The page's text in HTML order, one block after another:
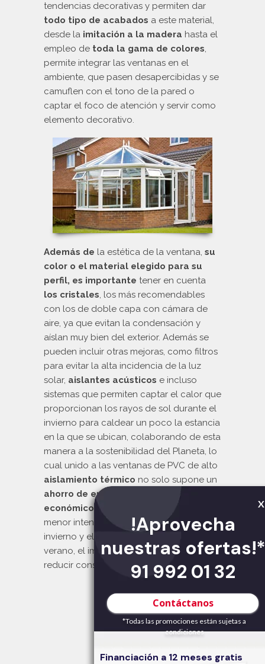
tendencias decorativas y permiten dar
todo tipo de acabados a este material,
desde la imitación a la madera hasta el
empleo de toda la gama de colores,
permite integrar las ventanas en el
ambiente, que pasen desapercibidas y se
camuflen con el tono de la pared o
captar el foco de atención y servir como
elemento decorativo.
Además de la estética de la ventana, su
color o el material elegido para su
perfil, es importante tener en cuenta
los cristales, los más recomendables
con los de doble capa con cámara de
aire, ya que evitan la condensación y
aíslan muy bien del exterior. Además se
pueden incluir otras mejoras, como filtros
para evitar la alta incidencia de la luz
solar, aislantes acústicos e incluso
sistemas que permiten captar el calor que
proporcionan los rayos de sol durante el
invierno para caldear un poco la estancia
en la que se ubican, colaborando de esta
manera a la sostenibilidad del Planeta, lo
cual unido a las ventanas de PVC de alto
aislamiento térmico no solo supone un
ahorro de energía
, también es un
económico , ya que al necesitar con
menor intensidad la calefacción en
invierno y el aire acondicionado en
verano, el importe de la factura se puede
reducir considerablemente.
!Aprovecha
nuestras ofertas!*
91 992 01 32
X
Contáctanos
*Todas las promociones están sujetas a
condiciones
Financiación a 12 meses gratis